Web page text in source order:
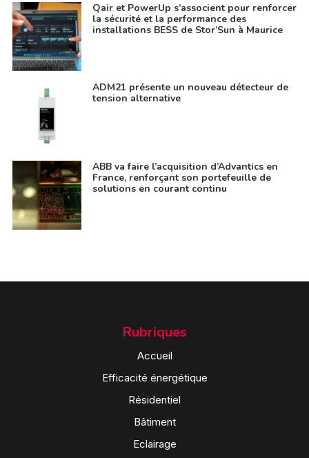
Qair et PowerUp s’associent pour renforcer
la sécurité et la performance des
installations BESS de Stor’Sun à Maurice
ADM21 présente un nouveau détecteur de
tension alternative
ABB va faire l’acquisition d’Advantics en
France, renforçant son portefeuille de
solutions en courant continu
Rubriques
Accueil
Efficacité énergétique
Résidentiel
Bâtiment
Eclairage